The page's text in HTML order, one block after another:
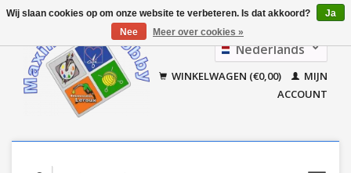
Nederlands
Français
WINKELWAGEN (€0,00)
MIJN
ACCOUNT
Wij slaan cookies op om onze website te verbeteren. Is dat akkoord?
Ja
Nee
Meer over cookies »